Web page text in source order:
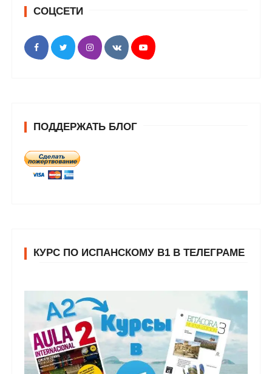
СОЦСЕТИ
ПОДДЕРЖАТЬ БЛОГ
КУРС ПО ИСПАНСКОМУ В1 В ТЕЛЕГРАМЕ